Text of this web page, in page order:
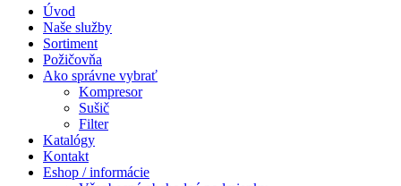
Úvod
Naše služby
Sortiment
Požičovňa
Ako správne vybrať
Kompresor
Sušič
Filter
Katalógy
Kontakt
Eshop / informácie